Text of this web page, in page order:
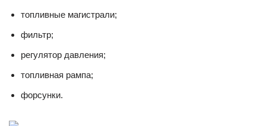
топливные магистрали;
фильтр;
регулятор давления;
топливная рампа;
форсунки.